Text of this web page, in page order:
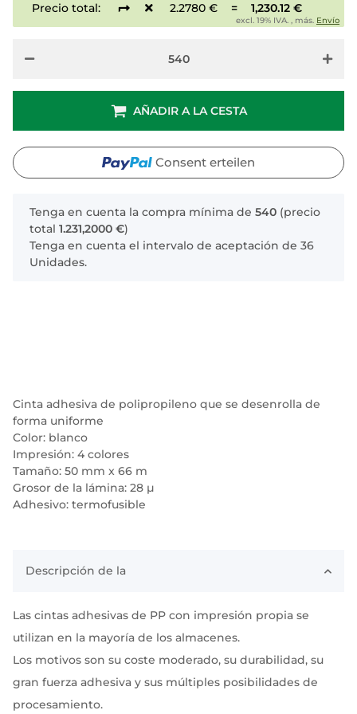
Cinta adhesiva de polipropileno que se desenrolla de
forma uniforme
Color: blanco
Impresión: 4 colores
Tamaño: 50 mm x 66 m
Grosor de la lámina: 28 µ
Adhesivo: termofusible
Precio total: 2.2780 € = 1,230.12 €
excl. 19% IVA. , más. Envío
AÑADIR A LA CESTA
Consent erteilen
x
Tenga en cuenta la compra mínima de 540 (precio
total 1.231,2000 €)
Tenga en cuenta el intervalo de aceptación de 36
Unidades.
Descripción de la
Las cintas adhesivas de PP con impresión propia se
utilizan en la mayoría de los almacenes.
Los motivos son su coste moderado, su durabilidad, su
gran fuerza adhesiva y sus múltiples posibilidades de
procesamiento.